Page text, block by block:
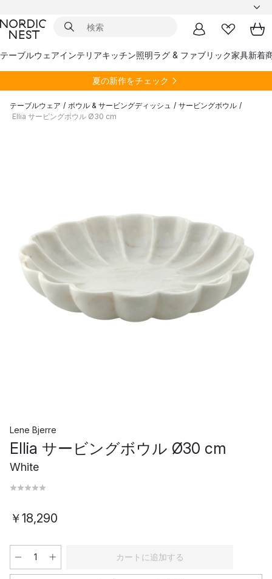
テーブルウェアインテリアキッチン照明ラグ & ファブリック家具新着
夏の新作をチェック
テーブルウェア / ボウル & サービングディッシュ / サービングボウル /
Ellia サービングボウル Ø30 cm
Lene Bjerre
Ellia サービングボウル Ø30 cm
White
￥18,290
カートに追加する